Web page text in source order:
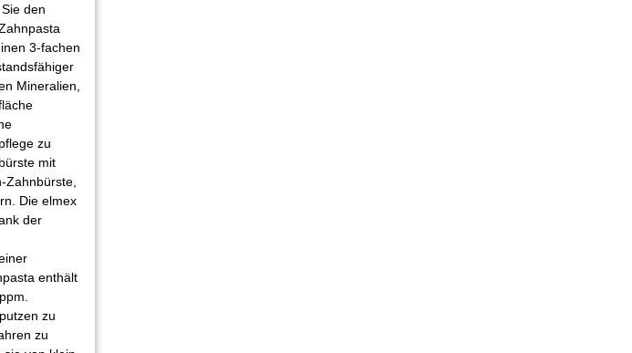
den
3-fachen
Mineralien,
zu
mit
Zahnbürste,
Die elmex
der
enthält
zu
zu